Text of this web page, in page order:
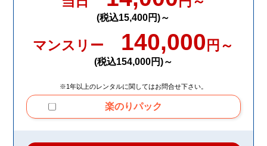
(税込15,400円)～
マンスリー 140,000 円～
(税込154,000円)～
※1年以上のレンタルに関してはお問合せ下さい。
楽のりパック